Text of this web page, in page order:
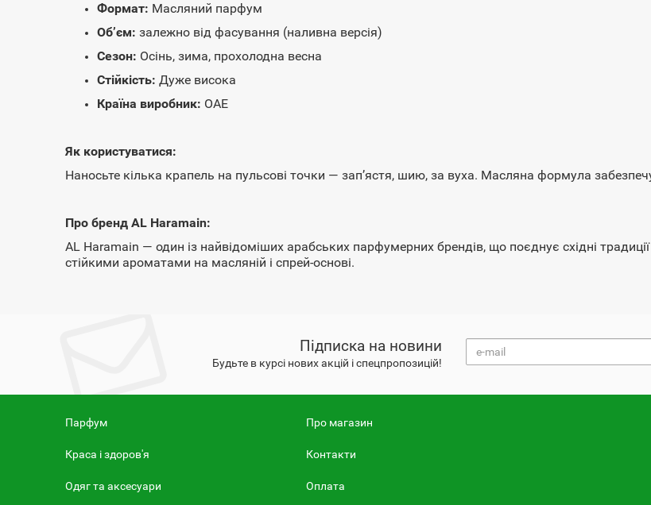
Формат: Масляний парфум
Обʼєм: залежно від фасування (наливна версія)
Сезон: Осінь, зима, прохолодна весна
Стійкість: Дуже висока
Країна виробник: ОАЕ
Як користуватися:
Наносьте кілька крапель на пульсові точки — запʼястя, шию, за вуха. Масляна формула
Про бренд AL Haramain:
AL Haramain — один із найвідоміших арабських парфумерних брендів, що поєднує східні
стійкими ароматами на масляній і спрей-основі.
Підписка на новини
Будьте в курсі нових акцій і спецпропозицій!
Парфум
Краса і здоров'я
Одяг та аксесуари
Про магазин
Контакти
Оплата